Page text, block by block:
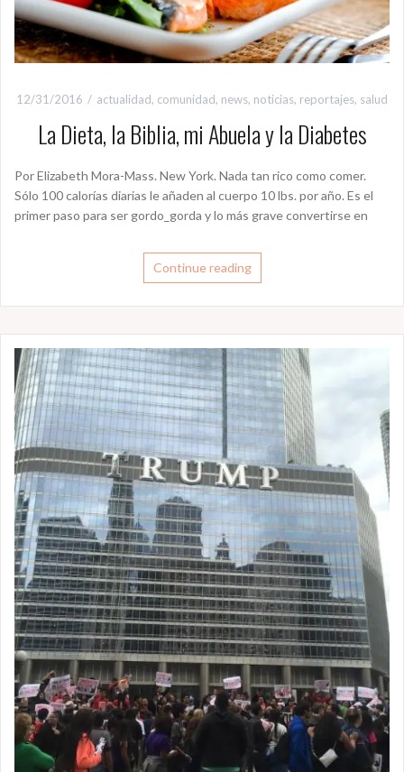
12/31/2016 actualidad, comunidad, news, noticias, reportajes, salud
La Dieta, la Biblia, mi Abuela y la Diabetes
Por Elizabeth Mora-Mass. New York. Nada tan rico como comer.
Sólo 100 calorías diarias le añaden al cuerpo 10 lbs. por año. Es el
primer paso para ser gordo_gorda y lo más grave convertirse en
Continue reading